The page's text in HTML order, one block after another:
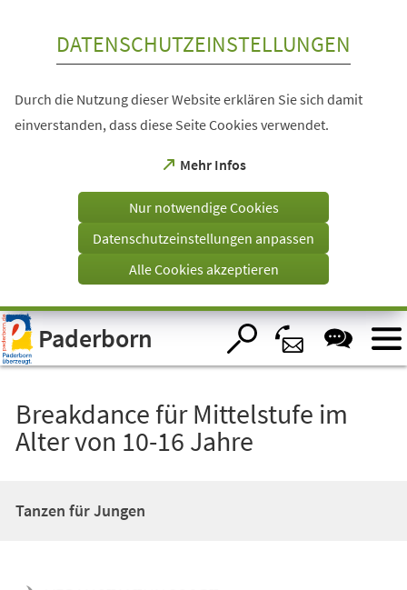
Visuelle
Assistenzsoftware
öffnen.
DATENSCHUTZEINSTELLUNGEN
Durch die Nutzung dieser Website erklären Sie sich damit
einverstanden, dass diese Seite Cookies verwendet.
Mehr Infos
(Öffnet
einem
Tab)
Nur notwendige Cookies
Datenschutzeinstellungen anpassen
Alle Cookies akzeptieren
Paderborn
Breakdance für Mittelstufe im
Alter von 10-16 Jahre
Tanzen für Jungen